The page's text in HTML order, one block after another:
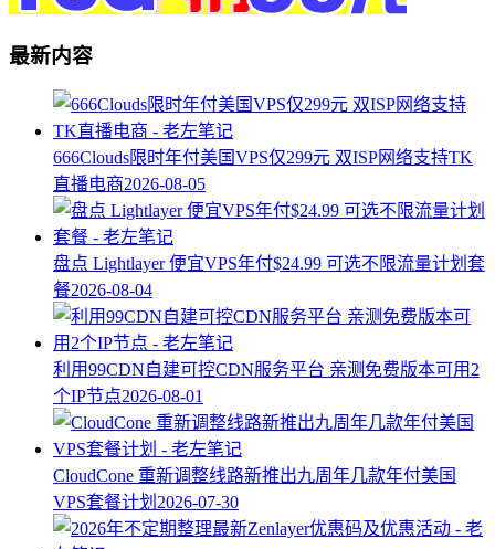
最新内容
666Clouds限时年付美国VPS仅299元 双ISP网络支持TK
直播电商2026-08-05
盘点 Lightlayer 便宜VPS年付$24.99 可选不限流量计划套
餐2026-08-04
利用99CDN自建可控CDN服务平台 亲测免费版本可用2
个IP节点2026-08-01
CloudCone 重新调整线路新推出九周年几款年付美国
VPS套餐计划 2026-07-30